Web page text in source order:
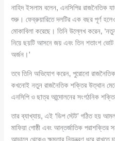
নাহিদ ইসলাম বলেন, এনসিপির রাজনৈতিক
শুরু। ফেব্রুয়ারিতে দলটির এক বছর পূর্ণ হলেও
মোকাবিলা করেছে। তিনি উল্লেখ করেন,
নিয়ে ছয়টি আসনে জয় এবং তিন শতাংশ
অর্জন।’
তবে তিনি অভিযোগ করেন, পুরোনো
কখনোই নতুন রাজনৈতিক শক্তির উত্থান মেনে
এনসিপি ও ছাত্র আন্দোলনের সংগঠনিক
তার ব্যাখ্যায়, এই ‘ডিপ স্টেট’ গঠিত হয়
মাফিয়া গোষ্ঠী এবং আন্তর্জাতিক
আড়ালে থেকেও ক্ষমতার নিয়ন্ত্রণ ধরে রাখতে